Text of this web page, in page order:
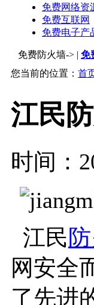
免费网络资
免费互联网
免费电子产
免费防火墙-> | 免
您当前的位置： 首
江民
时间：
江民
网安全
了先进